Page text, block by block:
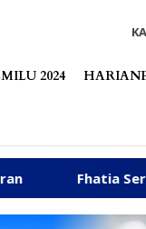
2024
Aspirasi